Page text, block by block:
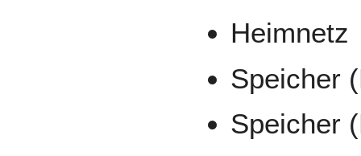
Heimnetz
Speicher
Speicher